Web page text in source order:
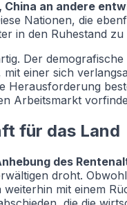
China an andere
Nationen, die
in den Ruhestand
Der
einer sich
Herausforderung
Arbeitsmarkt
für das Land
des
droht.
weiterhin mit einem